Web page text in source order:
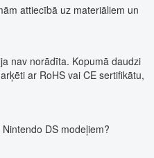
attiecībā uz materiāliem un
nav norādīta. Kopumā daudzi
ar RoHS vai CE sertifikātu,
DS modeļiem?